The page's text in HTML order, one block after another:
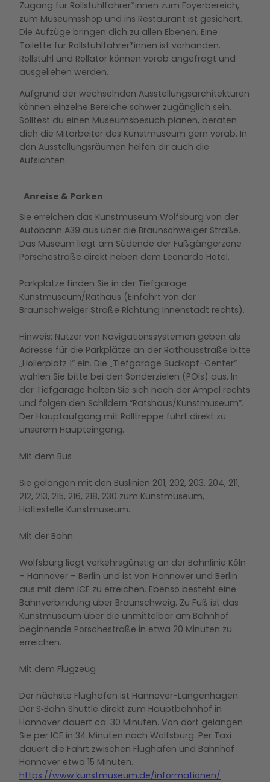
Zugang für Rollstuhlfahrer*innen zum Foyerbereich,
zum Museumsshop und ins Restaurant ist gesichert.
Die Aufzüge bringen dich zu allen Ebenen. Eine
Toilette für Rollstuhlfahrer*innen ist vorhanden.
Rollstuhl und Rollator können vorab angefragt und
ausgeliehen werden.
Aufgrund der wechselnden Ausstellungsarchitekturen
können einzelne Bereiche schwer zugänglich sein.
Solltest du einen Museumsbesuch planen, beraten
dich die Mitarbeiter des Kunstmuseum gern vorab. In
den Ausstellungsräumen helfen dir auch die
Aufsichten.
Anreise & Parken
Sie erreichen das Kunstmuseum Wolfsburg von der
Autobahn A39 aus über die Braunschweiger Straße.
Das Museum liegt am Südende der Fußgängerzone
Porschestraße direkt neben dem Leonardo Hotel.
Parkplätze finden Sie in der Tiefgarage
Kunstmuseum/Rathaus (Einfahrt von der
Braunschweiger Straße Richtung Innenstadt rechts).
Hinweis: Nutzer von Navigationssystemen geben als
Adresse für die Parkplätze an der Rathausstraße bitte
„Hollerplatz 1“ ein. Die „Tiefgarage Südkopf-Center“
wählen Sie bitte bei den Sonderzielen (POIs) aus. In
der Tiefgarage halten Sie sich nach der Ampel rechts
und folgen den Schildern “Ratshaus/Kunstmuseum”.
Der Hauptaufgang mit Rolltreppe führt direkt zu
unserem Haupteingang.
Mit dem Bus
Sie gelangen mit den Buslinien 201, 202, 203, 204, 211,
212, 213, 215, 216, 218, 230 zum Kunstmuseum,
Haltestelle Kunstmuseum.
Mit der Bahn
Wolfsburg liegt verkehrsgünstig an der Bahnlinie Köln
– Hannover – Berlin und ist von Hannover und Berlin
aus mit dem ICE zu erreichen. Ebenso besteht eine
Bahnverbindung über Braunschweig. Zu Fuß ist das
Kunstmuseum über die unmittelbar am Bahnhof
beginnende Porschestraße in etwa 20 Minuten zu
erreichen.
Mit dem Flugzeug
Der nächste Flughafen ist Hannover-Langenhagen.
Der S‑Bahn Shuttle direkt zum Hauptbahnhof in
Hannover dauert ca. 30 Minuten. Von dort gelangen
Sie per ICE in 34 Minuten nach Wolfsburg. Per Taxi
dauert die Fahrt zwischen Flughafen und Bahnhof
Hannover etwa 15 Minuten.
https://www.kunstmuseum.de/informationen/